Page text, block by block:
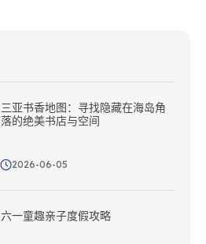
三亚书香地图：寻找隐藏在海岛角
落的绝美书店与空间
2026-06-05
六一童趣亲子度假攻略